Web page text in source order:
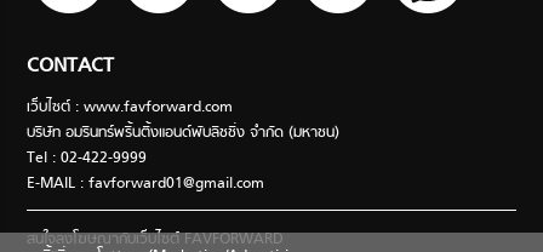
CONTACT
เว็บไซต์ : www.favforward.com
บริษัท อมรินทร์พริ้นติ้งแอนด์พับลิชชิ่ง จำกัด (มหาชน)
Tel : 02-422-9999
E-MAIL :favforward01@gmail.com
สนใจลงโฆษณากับเว็บไซต์ FAVFORWARD